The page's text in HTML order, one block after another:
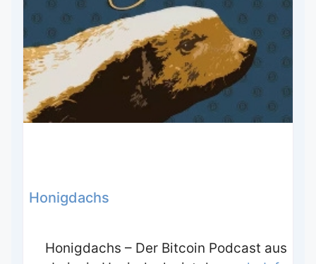
Honigdachs
Honigdachs – Der Bitcoin Podcast aus